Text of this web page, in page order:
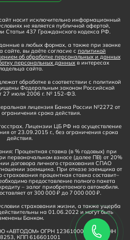
носит исключительно информационный
не является публичной офертой,
Статьи 437 Гражданского кодекса РФ.
в любых формах, а также при звонке
вы даёте согласие с политикой
об обработке персональных и данных
персональных данных в интересах
сайта.
обработке в соответствии с политикой
Федеральным законом Российской
27 июля 2006 г. № 152-ФЗ.
лицензия Банка России №2272 от
срока действия.
Лицензии ЦБ РФ на осуществление
от 23.09.2015 г., без ограничения срока
действия.
Процентная ставка (в % годовых) при
первоначальном взносе (далее ПВ) от 20%
договора личного страхования СПАО
заемщика. При отказе заемщика от
процентная ставка составит–
предоставление полного пакета
– залог приобретаемого автомобиля.
от 300 000 ₽ до 7 000 000 ₽.
страхования жизни, а также ущерба
на 01.06.2022 и могут быть
Банком.
«АВТОДОМ» ОГРН 1236100016910, ИНН
КПП 616601001